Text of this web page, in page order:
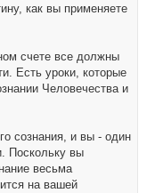
как вы применяете
счете все должны
Есть уроки, которые
Человечества и
сознания, и вы - один
Поскольку вы
весьма
на вашей